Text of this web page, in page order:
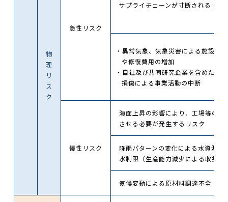
物
理
リ
ス
ク
急性リスク
サプライチェーンが寸断されるリス
・異常気象、気象災害による施設の
や修復費用の増加
・自社及び共同研究企業を含めた関
損傷による事業活動の中断
慢性リスク
海面上昇の影響により、工場等の拠
させる必要が発生するリスク
降雨パターンの変化による水資源の
水制限（生産能力減少による収益減
気候変動による原材料調達不全